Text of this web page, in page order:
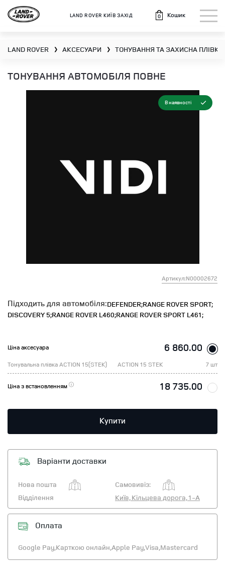
LAND ROVER КИЇВ ЗАХІД 0 Кошик
LAND ROVER ❯ АКСЕСУАРИ ❯ ТОНУВАННЯ ТА ЗАХИСНА ПЛІВКА
ТОНУВАННЯ АВТОМОБІЛЯ ПОВНЕ
В наявності
Артикул:N00002672
Підходить для автомобіля:DEFENDER;RANGE ROVER SPORT;
DISCOVERY 5;RANGE ROVER L460;RANGE ROVER SPORT L461;
Ціна аксесуара 6 860.00
Тонувальна плівка ACTION 15(STEK) ACTION 15 STEK 7 шт
Ціна з встановленням 18 735.00
Купити
Варіанти доставки
Нова пошта
Самовивіз:
Відділення
Київ, Кільцева дорога, 1-А
Оплата
Google Pay,Карткою онлайн,Apple Pay,Visa,Mastercard